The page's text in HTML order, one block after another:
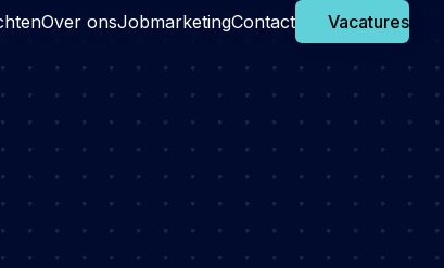
Over onsJobmarketingContact Vacatures